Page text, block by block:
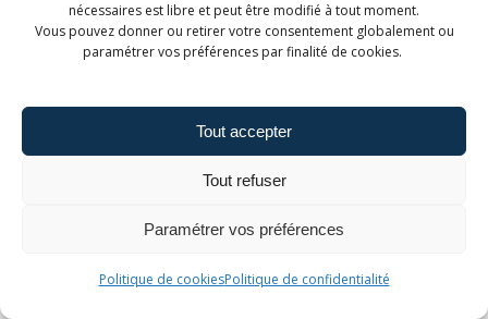
nécessaires est libre et peut être modifié à tout moment.
Vous pouvez donner ou retirer votre consentement globalement ou
paramétrer vos préférences par finalité de cookies.
Tout accepter
Tout refuser
Paramétrer vos préférences
Politique de cookiesPolitique de confidentialité